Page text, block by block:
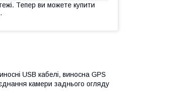
Тепер ви можете купити
USB кабелі, виносна GPS
камери заднього огляду